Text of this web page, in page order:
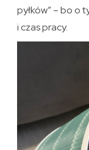
pyłków” – bo o
i czas pracy.